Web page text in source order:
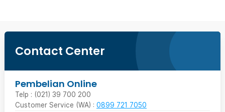
Contact Center
Pembelian Online
Telp : (021) 39 700 200
Customer Service (WA) : 0899 721 7050